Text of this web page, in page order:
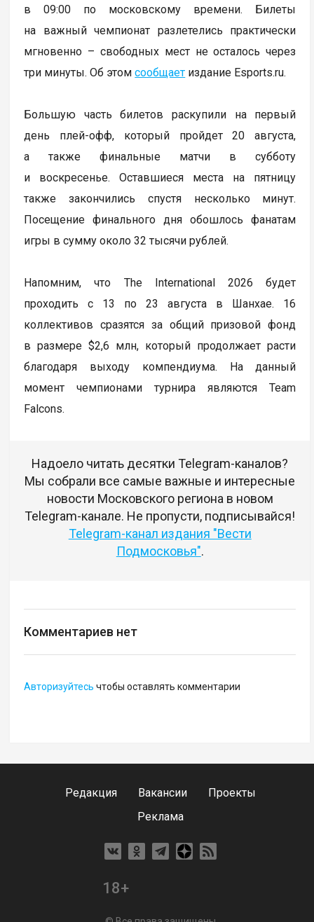
в 09:00 по московскому времени. Билеты
на важный чемпионат разлетелись практически
мгновенно – свободных мест не осталось через
три минуты. Об этомсообщает издание Esports.ru.
Большую часть билетов раскупили на первый
день плей-офф, который пройдет 20 августа,
а также финальные матчи в субботу
и воскресенье. Оставшиеся места на пятницу
также закончились спустя несколько минут.
Посещение финального дня обошлось фанатам
игры в сумму около 32 тысячи рублей.
Напомним, что The International 2026 будет
проходить с 13 по 23 августа в Шанхае. 16
коллективов сразятся за общий призовой фонд
в размере $2,6 млн, который продолжает расти
благодаря выходу компендиума. На данный
момент чемпионами турнира являются Team
Falcons.
Надоело читать десятки Telegram-каналов?
Мы собрали все самые важные и интересные
новости Московского региона в новом
Telegram-канале. Не пропусти, подписывайся!
Telegram-канал издания "Вести
Подмосковья".
Комментариев нет
Авторизуйтесь чтобы оставлять комментарии
Редакция Вакансии
Проекты
Реклама
18+